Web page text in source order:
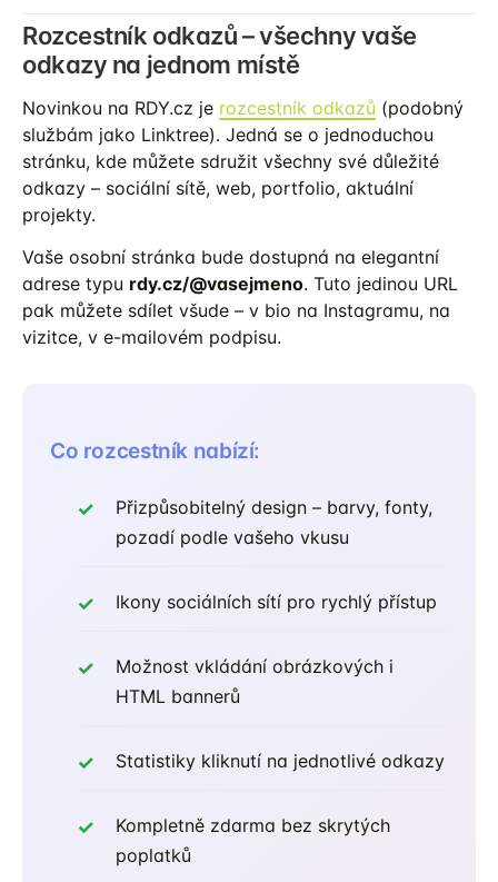
Rozcestník odkazů – všechny vaše
odkazy na jednom místě
Novinkou na RDY.cz je rozcestník odkazů (podobný
službám jako Linktree). Jedná se o jednoduchou
stránku, kde můžete sdružit všechny své důležité
odkazy – sociální sítě, web, portfolio, aktuální
projekty.
Vaše osobní stránka bude dostupná na elegantní
adrese typu rdy.cz/@vasejmeno. Tuto jedinou URL
pak můžete sdílet všude – v bio na Instagramu, na
vizitce, v e-mailovém podpisu.
Co rozcestník nabízí:
Přizpůsobitelný design – barvy, fonty,
pozadí podle vašeho vkusu
Ikony sociálních sítí pro rychlý přístup
Možnost vkládání obrázkových i
HTML bannerů
Statistiky kliknutí na jednotlivé odkazy
Kompletně zdarma bez skrytých
poplatků